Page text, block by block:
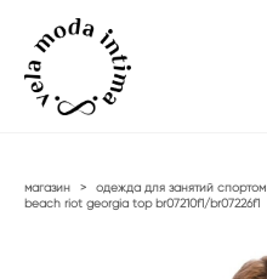
магазин > одежда для занятий спортом
beach riot georgia top br07210f1/br07226f1